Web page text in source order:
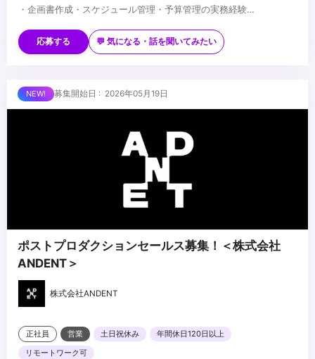
・企画書作成・スケジュール管理・予算管理の実務経験
・アニメ・エンタメ業界への興味・知見
・広告・エンタメ・空間演出・展示関連業界での経験
験
・複数のクライアント・プロジェクトを並行して推進した経験
■求める人物像
・課題に気づき、自ら動いて解決できる方
・複数の案件・プロジェクトを横断して動くことに面白さを感じる
・業界知見がない領域でも臆せず、「知らないからこう進める」と
・タフネスを持って現場対応にも前向きに取り組める方
応募する 💬 気になる・話を聞いてみたい
募集開始日 : 2026年05月19日
ポストプロダクションセールス募集！＜株式会社
ANDENT＞
株式会社ANDENT
正社員 営業 土日祝休み
年間休日120日以上
リモートワーク可